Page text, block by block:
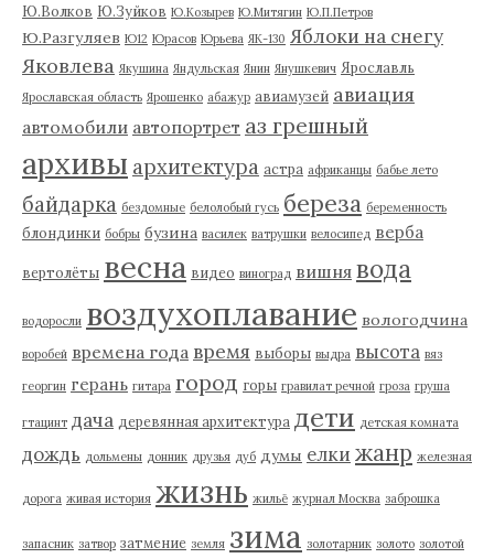
Ю.Волков Ю.Зуйков Ю.Козырев Ю.Митягин Ю.П.Петров
Ю.Разгуляев Ю12 Юрасов Юрьева ЯК-130 Яблоки на снегу
Яковлева Якушина Яндульская Янин Янушкевич Ярославль
Ярославская область Ярошенко абажур авиамузей авиация
автомобили автопортрет аз грешный
архивы архитектура астра африканцы бабье лето
байдарка бездомные белолобый гусь береза беременность
блондинки бобры бузина василек ватрушки велосипед верба
вертолёты весна видео виноград вишня вода
водоросли воздухоплавание вологодчина
воробей времена года время выборы выдра высота вяз
георгин герань гитара город горы гравилат речной гроза груша
гтацинт дача деревянная архитектура дети детская комната
дождь дольмены донник друзья дуб думы елки жанр железная
дорога живая история жизнь жильё журнал Москва заброшка
запасник затвор затмение земля зима золотарник золото золотой